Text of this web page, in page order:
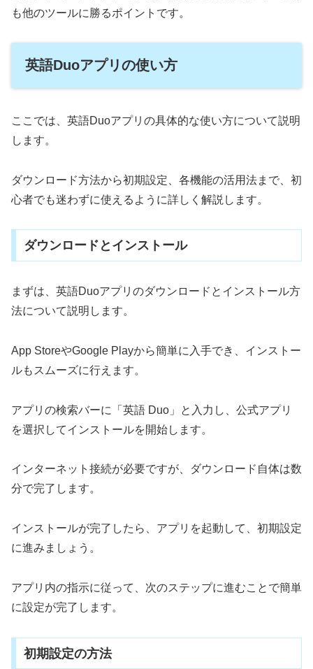
も他のツールに勝るポイントです。
英語Duoアプリの使い方
ここでは、英語Duoアプリの具体的な使い方について説明
します。
ダウンロード方法から初期設定、各機能の活用法まで、初
心者でも迷わずに使えるように詳しく解説します。
ダウンロードとインストール
まずは、英語Duoアプリのダウンロードとインストール方
法について説明します。
App StoreやGoogle Playから簡単に入手でき、インストー
ルもスムーズに行えます。
アプリの検索バーに「英語 Duo」と入力し、公式アプリ
を選択してインストールを開始します。
インターネット接続が必要ですが、ダウンロード自体は数
分で完了します。
インストールが完了したら、アプリを起動して、初期設定
に進みましょう。
アプリ内の指示に従って、次のステップに進むことで簡単
に設定が完了します。
初期設定の方法